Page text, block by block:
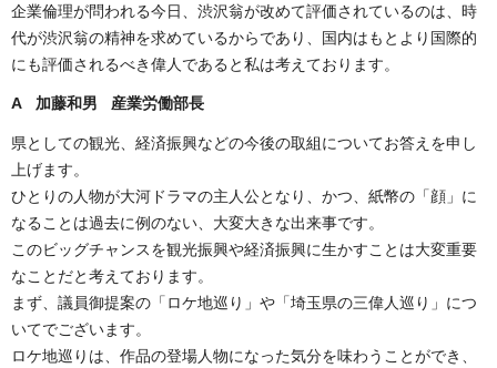
企業倫理が問われる今日、渋沢翁が改めて評価されているのは、時
代が渋沢翁の精神を求めているからであり、国内はもとより国際的
にも評価されるべき偉人であると私は考えております。
A 加藤和男 産業労働部長
県としての観光、経済振興などの今後の取組についてお答えを申し
上げます。
ひとりの人物が大河ドラマの主人公となり、かつ、紙幣の「顔」に
なることは過去に例のない、大変大きな出来事です。
このビッグチャンスを観光振興や経済振興に生かすことは大変重要
なことだと考えております。
まず、議員御提案の「ロケ地巡り」や「埼玉県の三偉人巡り」につ
いてでございます。
ロケ地巡りは、作品の登場人物になった気分を味わうことができ、